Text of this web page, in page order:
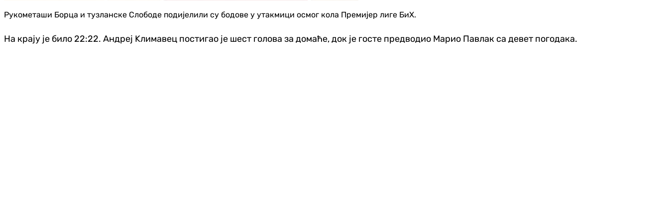
Рукометаши Борца и тузланске Слободе подијелили су бодове у утакмици осмог кола Премијер лиге БиХ.
На крају је било 22:22. Андреј Kлимавец постигао је шест голова за домаће, док је госте предводио Марио Павлак са девет погодака.